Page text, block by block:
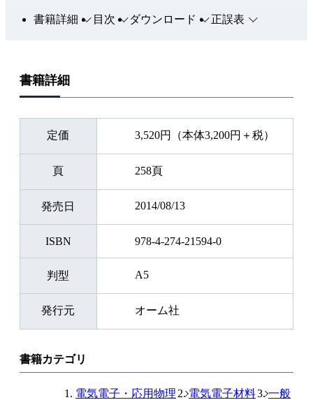
書籍詳細 目次 ダウンロード 正誤表
書籍詳細
定価 3,520円（本体3,200円＋税）
頁 258頁
発売日 2014/08/13
ISBN 978-4-274-21594-0
判型 A5
発行元 オーム社
書籍カテゴリ
電気電子・応用物理 電気電子材料 一般